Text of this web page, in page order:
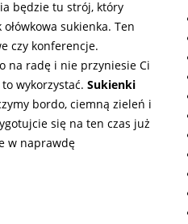
będzie tu strój, który
sukienka. Ten
czy konferencje.
na radę i nie przyniesie Ci
wykorzystać. Sukienki
bordo, ciemną zieleń i
się na ten czas już
w naprawdę